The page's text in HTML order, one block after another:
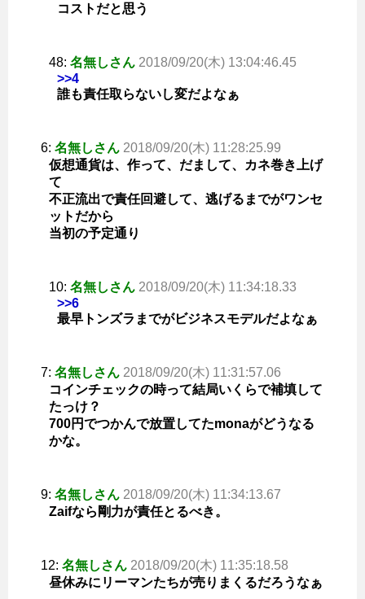
コストだと思う
48: 名無しさん 2018/09/20(木) 13:04:46.45
>>4
誰も責任取らないし変だよなぁ
6: 名無しさん 2018/09/20(木) 11:28:25.99
仮想通貨は、作って、だまして、カネ巻き上げ
て
不正流出で責任回避して、逃げるまでがワンセ
ットだから
当初の予定通り
10: 名無しさん 2018/09/20(木) 11:34:18.33
>>6
最早トンズラまでがビジネスモデルだよなぁ
7: 名無しさん 2018/09/20(木) 11:31:57.06
コインチェックの時って結局いくらで補填して
たっけ？
700円でつかんで放置してたmonaがどうなる
かな。
9: 名無しさん 2018/09/20(木) 11:34:13.67
Zaifなら剛力が責任とるべき。
12: 名無しさん 2018/09/20(木) 11:35:18.58
昼休みにリーマンたちが売りまくるだろうなぁ